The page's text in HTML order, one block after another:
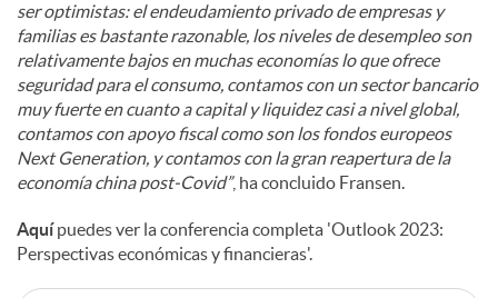
ser optimistas: el endeudamiento privado de empresas y
familias es bastante razonable, los niveles de desempleo son
relativamente bajos en muchas economías lo que ofrece
seguridad para el consumo, contamos con un sector bancario
muy fuerte en cuanto a capital y liquidez casi a nivel global,
contamos con apoyo fiscal como son los fondos europeos
Next Generation, y contamos con la gran reapertura de la
economía china post-Covid”, ha concluido Fransen.
Aquípuedes ver la conferencia completa 'Outlook 2023:
Perspectivas económicas y financieras'.